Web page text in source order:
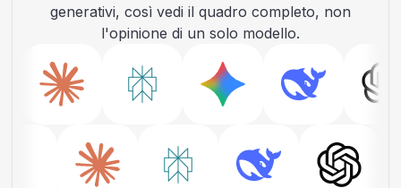
generativi, così vedi il quadro completo, non
l'opinione di un solo modello.